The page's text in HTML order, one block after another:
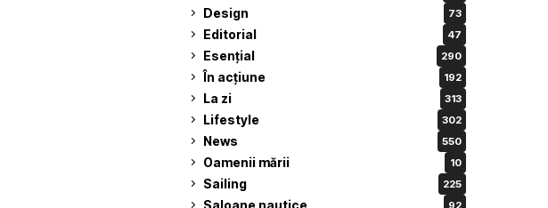
Design 73
Editorial 47
Esențial 290
În acțiune 192
La zi 313
Lifestyle 302
News 550
Oamenii mării 10
Sailing 225
Saloane nautice 92